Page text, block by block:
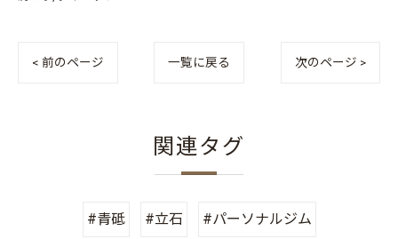
< 前のページ 一覧に戻る 次のページ >
関連タグ
#青砥 #立石 #パーソナルジム